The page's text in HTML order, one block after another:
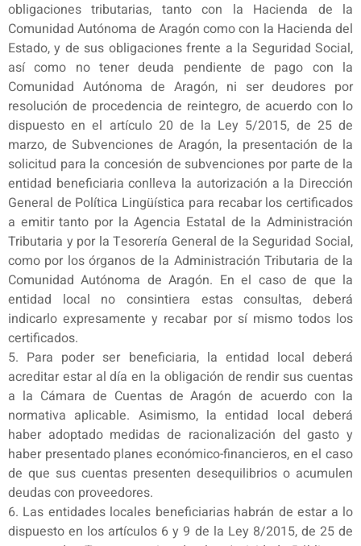
obligaciones tributarias, tanto con la Hacienda de la
Comunidad Autónoma de Aragón como con la Hacienda del
Estado, y de sus obligaciones frente a la Seguridad Social,
así como no tener deuda pendiente de pago con la
Comunidad Autónoma de Aragón, ni ser deudores por
resolución de procedencia de reintegro, de acuerdo con lo
dispuesto en el artículo 20 de la Ley 5/2015, de 25 de
marzo, de Subvenciones de Aragón, la presentación de la
solicitud para la concesión de subvenciones por parte de la
entidad beneficiaria conlleva la autorización a la Dirección
General de Política Lingüística para recabar los certificados
a emitir tanto por la Agencia Estatal de la Administración
Tributaria y por la Tesorería General de la Seguridad Social,
como por los órganos de la Administración Tributaria de la
Comunidad Autónoma de Aragón. En el caso de que la
entidad local no consintiera estas consultas, deberá
indicarlo expresamente y recabar por sí mismo todos los
certificados.
5. Para poder ser beneficiaria, la entidad local deberá
acreditar estar al día en la obligación de rendir sus cuentas
a la Cámara de Cuentas de Aragón de acuerdo con la
normativa aplicable. Asimismo, la entidad local deberá
haber adoptado medidas de racionalización del gasto y
haber presentado planes económico-financieros, en el caso
de que sus cuentas presenten desequilibrios o acumulen
deudas con proveedores.
6. Las entidades locales beneficiarias habrán de estar a lo
dispuesto en los artículos 6 y 9 de la Ley 8/2015, de 25 de